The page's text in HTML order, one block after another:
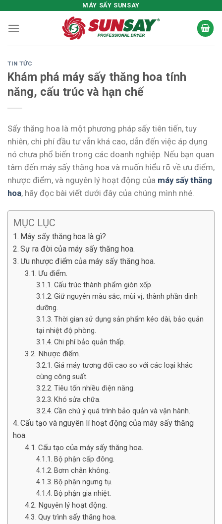
content
MÁY SẤY SUNSAY
TIN TỨC
Khám phá máy sấy thăng hoa tính
năng, cấu trúc và hạn chế
Sấy thăng hoa là một phương pháp sấy tiên tiến, tuy
nhiên, chi phí đầu tư vẫn khá cao, dẫn đến việc áp dụng
nó chưa phổ biến trong các doanh nghiệp. Nếu bạn quan
tâm đến máy sấy thăng hoa và muốn hiểu rõ về ưu điểm,
nhược điểm, và nguyên lý hoạt động của máy sấy thăng
hoa, hãy đọc bài viết dưới đây của chúng mình nhé.
MỤC LỤC
Máy sấy thăng hoa là gì?
Sự ra đời của máy sấy thăng hoa.
Ưu nhược điểm của máy sấy thăng hoa.
Ưu điểm.
Cấu trúc thành phẩm giòn xốp.
Giữ nguyên màu sắc, mùi vị, thành phần dinh
dưỡng.
Thời gian sử dụng sản phẩm kéo dài, bảo quản
tại nhiệt độ phòng.
Chi phí bảo quản thấp.
Nhược điểm.
Giá máy tương đối cao so với các loại khác
cùng công suất.
Tiêu tốn nhiều điện năng.
Khó sửa chữa.
Cần chú ý quá trình bảo quản và vận hành.
Cấu tạo và nguyên lí hoạt động của máy sấy thăng
hoa.
Cấu tạo của máy sấy thăng hoa.
Bộ phận cấp đông.
Bơm chân không.
Bộ phận ngưng tụ.
Bộ phận gia nhiệt.
Nguyên lý hoạt động.
Quy trình sấy thăng hoa.